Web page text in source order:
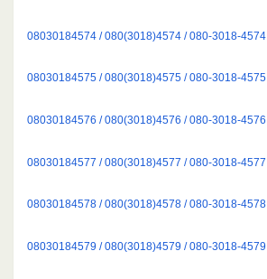
08030184574 / 080(3018)4574 / 080-3018-4574
08030184575 / 080(3018)4575 / 080-3018-4575
08030184576 / 080(3018)4576 / 080-3018-4576
08030184577 / 080(3018)4577 / 080-3018-4577
08030184578 / 080(3018)4578 / 080-3018-4578
08030184579 / 080(3018)4579 / 080-3018-4579